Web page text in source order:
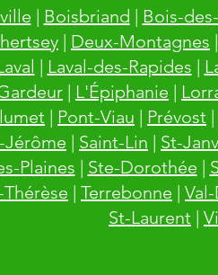
| Boisbriand | Bois-
| Deux-Montagnes |
| Laval-des-Rapides |
| L'Épiphanie |
| Pont-Viau | Prévost |
Jérôme | Saint-Lin | St-
Plaines | Ste-Dorothée |
| Terrebonne |
St-Laurent |